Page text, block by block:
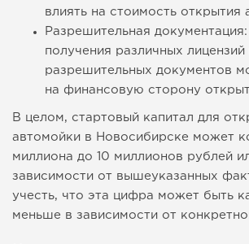
влиять на стоимость открытия
Разрешительная
получения различных лицензий
разрешительных документов
на финансовую сторону
В целом, стартовый капитал для
автомойки в Новосибирске может
миллиона до 10 миллионов рублей
зависимости от вышеуказанных
учесть, что эта цифра может быть
меньше в зависимости от